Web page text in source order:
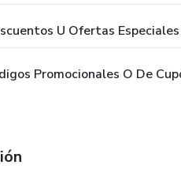
U Ofertas
Promocionales O De